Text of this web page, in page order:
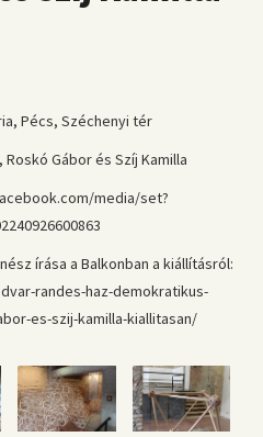
Pécs, Széchenyi tér
Roskó Gábor és Szíj Kamilla
media/set?
írása a Balkonban a kiállításról:
randes-haz-demokratikus-
es-szij-kamilla-kiallitasan/